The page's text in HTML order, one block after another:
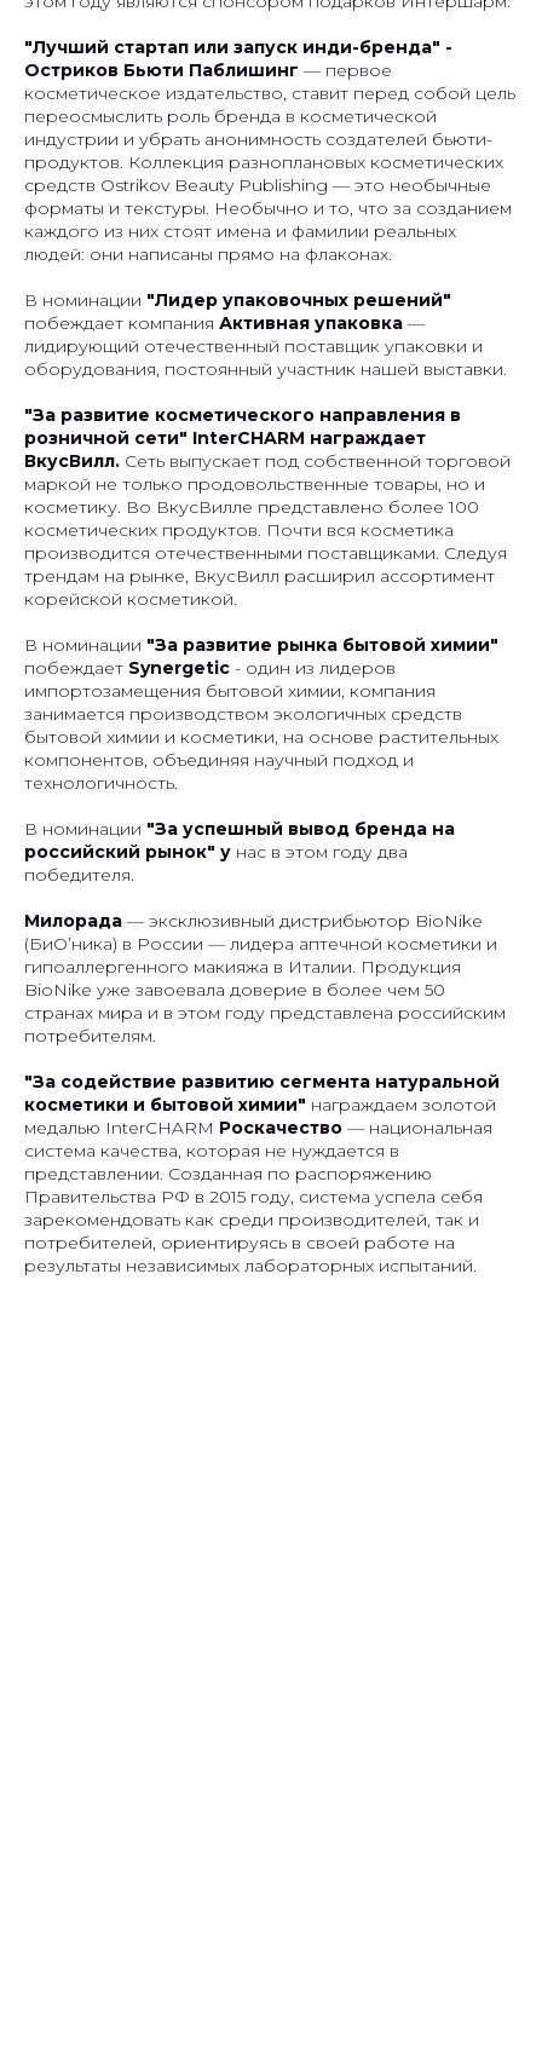
"Лучший стартап или запуск инди-бренда" -
Остриков Бьюти Паблишинг — первое
косметическое издательство, ставит перед собой цель
переосмыслить роль бренда в косметической
индустрии и убрать анонимность создателей бьюти-
продуктов. Коллекция разноплановых косметических
средств Ostrikov Beauty Publishing — это необычные
форматы и текстуры. Необычно и то, что за созданием
каждого из них стоят имена и фамилии реальных
людей: они написаны прямо на флаконах.
В номинации "Лидер упаковочных решений"
побеждает компания Активная упаковка —
лидирующий отечественный поставщик упаковки и
оборудования, постоянный участник нашей выставки.
"За развитие косметического направления в
розничной сети" InterCHARM награждает
ВкусВилл. Сеть выпускает под собственной торговой
маркой не только продовольственные товары, но и
косметику. Во ВкусВилле представлено более 100
косметических продуктов. Почти вся косметика
производится отечественными поставщиками. Следуя
трендам на рынке, ВкусВилл расширил ассортимент
корейской косметикой.
В номинации "За развитие рынка бытовой химии"
побеждает Synergetic - один из лидеров
импортозамещения бытовой химии, компания
занимается производством экологичных средств
бытовой химии и косметики, на основе растительных
компонентов, объединяя научный подход и
технологичность.
В номинации "За успешный вывод бренда на
российский рынок" у нас в этом году два
победителя.
Милорада — эксклюзивный дистрибьютор BioNike
(БиО’ника) в России — лидера аптечной косметики и
гипоаллергенного макияжа в Италии. Продукция
BioNike уже завоевала доверие в более чем 50
странах мира и в этом году представлена российским
потребителям.
"За содействие развитию сегмента натуральной
косметики и бытовой химии" награждаем золотой
медалью InterCHARM Роскачество — национальная
система качества, которая не нуждается в
представлении. Созданная по распоряжению
Правительства РФ в 2015 году, система успела себя
зарекомендовать как среди производителей, так и
потребителей, ориентируясь в своей работе на
результаты независимых лабораторных испытаний.